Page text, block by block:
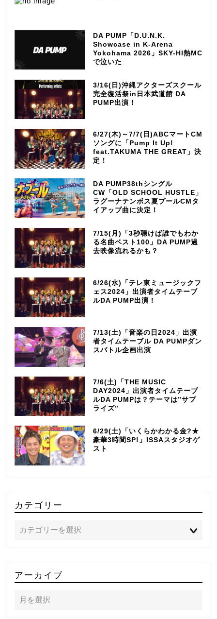
DA PUMP「D.U.N.K.
Showcase in K-Arena
Yokohama 2026」SKY-HI熱MC
で泣いた
3/16(日)沖縄アクターズスクール
完全復活祭in日本武道館 DA
PUMP出演！
6/27(木)～7/7(日)ABCマートCM
ソングに「Pump It Up!
feat.TAKUMA THE GREAT」決
定！
DA PUMP38thシングル
CW「OLD SCHOOL HUSTLE」
ラグーナテンボス夏プールCMタ
イアップ曲に決定！
7/15(月)「3秒聴けば誰でもわか
る名曲ベスト100」DA PUMP過
去映像流れるかも？
6/26(水)「テレ東ミュージックフ
ェス2024」出演者タイムテーブ
ルDA PUMP出演！
7/13(土)「音楽の日2024」出演
者タイムテーブル DA PUMPダン
スバトル企画出演
7/6(土)「THE MUSIC
DAY2024」出演者タイムテーブ
ルDA PUMPは？テーマは”サプ
ライズ”
6/29(土)「いくらかわかる金?★
豪華3時間SP!」ISSAスタジオゲ
スト
カテゴリー
アーカイブ